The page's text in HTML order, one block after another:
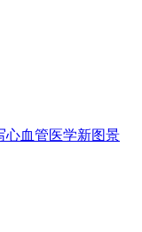
心血管医学新图景